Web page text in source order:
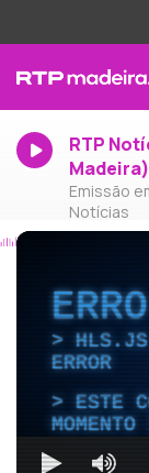
RTP
Madeira)
Emissão
Notícias
ERROR
ESTE